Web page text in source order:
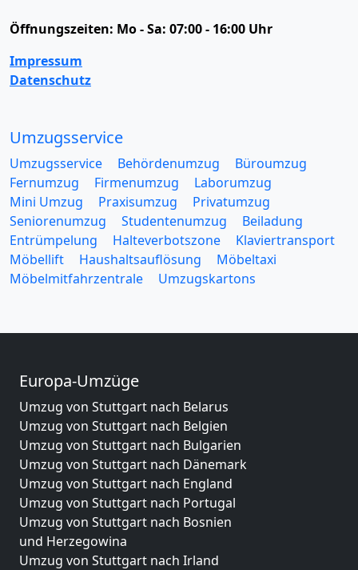
Öffnungszeiten: Mo - Sa: 07:00 - 16:00 Uhr
Impressum
Datenschutz
Umzugsservice
Umzugsservice Behördenumzug
Büroumzug
Fernumzug
Firmenumzug
Laborumzug
Mini Umzug
Praxisumzug
Privatumzug
Seniorenumzug
Studentenumzug
Beiladung
Entrümpelung
Halteverbotszone
Klaviertransport
Möbellift
Haushaltsauflösung
Möbeltaxi
Möbelmitfahrzentrale
Umzugskartons
Europa-Umzüge
Umzug von Stuttgart nach Belarus
Umzug von Stuttgart nach Belgien
Umzug von Stuttgart nach Bulgarien
Umzug von Stuttgart nach Dänemark
Umzug von Stuttgart nach England
Umzug von Stuttgart nach Portugal
Umzug von Stuttgart nach Bosnien
und Herzegowina
Umzug von Stuttgart nach Irland